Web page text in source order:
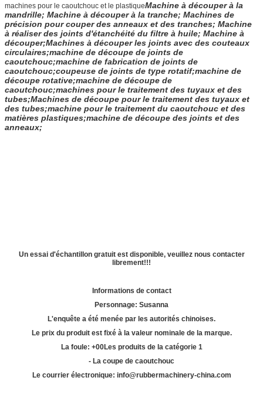
machines pour le caoutchouc et le plastiqueMachine à découper à la
mandrille; Machine à découper à la tranche; Machines de
précision pour couper des anneaux et des tranches; Machine
à réaliser des joints d'étanchéité du filtre à huile; Machine à
découper;Machines à découper les joints avec des couteaux
circulaires;machine de découpe de joints de
caoutchouc;machine de fabrication de joints de
caoutchouc;coupeuse de joints de type rotatif;machine de
découpe rotative;machine de découpe de
caoutchouc;machines pour le traitement des tuyaux et des
tubes;Machines de découpe pour le traitement des tuyaux et
des tubes;machine pour le traitement du caoutchouc et des
matières plastiques;machine de découpe des joints et des
anneaux;
Un essai d'échantillon gratuit est disponible, veuillez nous contacter
librement!!!
Informations de contact
Personnage: Susanna
L'enquête a été menée par les autorités chinoises.
Le prix du produit est fixé à la valeur nominale de la marque.
La foule: +00Les produits de la catégorie 1
- La coupe de caoutchouc
Le courrier électronique: info@rubbermachinery-china.com